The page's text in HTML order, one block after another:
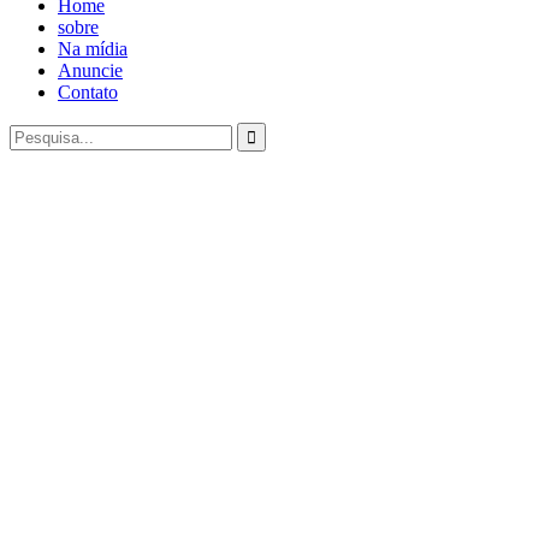
Home
sobre
Na mídia
Anuncie
Contato